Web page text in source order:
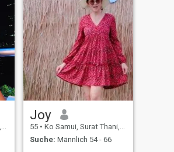
Joy
55 • Ko Samui, Surat Thani, Thailand
Suche: Männlich 54 - 66